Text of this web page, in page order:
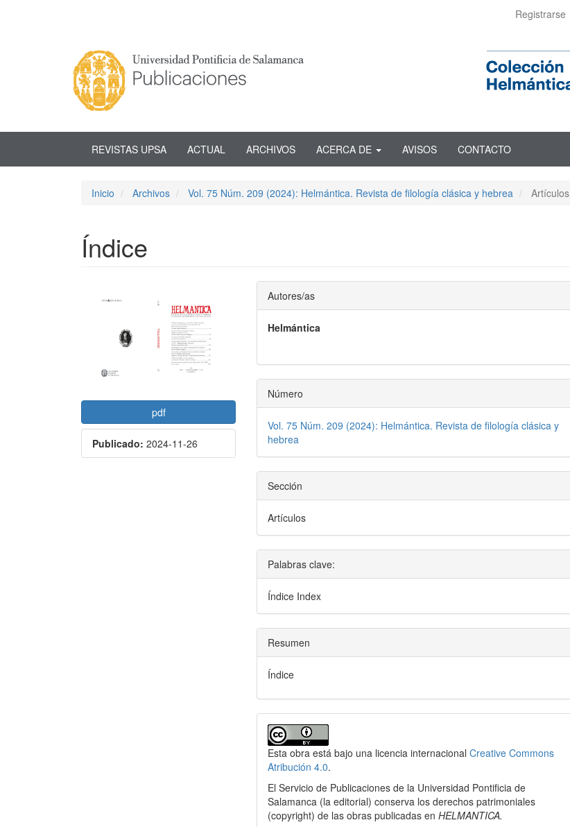
Registrarse
REVISTAS UPSA ACTUAL ARCHIVOS ACERCA DE AVISOS CONTACTO
Inicio Archivos Vol. 75 Núm. 209 (2024): Helmántica. Revista de filología clásica y hebrea Artículos
Índice
Barra
pdf
Publicado: 2024-11-26
Contenido
principal
del
artículo
Autores/as
Helmántica
Número
Vol. 75 Núm. 209 (2024): Helmántica. Revista de filología clásica y
hebrea
Sección
Artículos
Palabras clave:
Índice Index
Resumen
Índice
Detalles
del
artículo
Esta obra está bajo una licencia internacionalCreative Commons
Atribución 4.0.
El Servicio de Publicaciones de la Universidad Pontificia de
Salamanca (la editorial) conserva los derechos patrimoniales
(copyright) de las obras publicadas enHELMANTICA.